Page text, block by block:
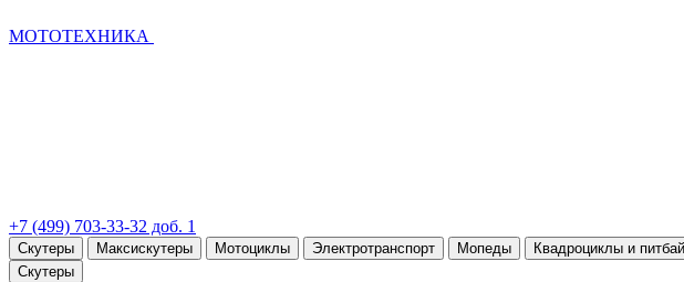
МОТОТЕХНИКА
+7 (499) 703-33-32 доб. 1
Скутеры Максискутеры Мотоциклы Электротранспорт Мопеды
Квадроциклы и
Скутеры